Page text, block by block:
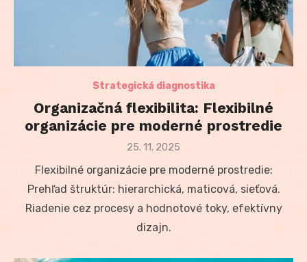
Strategická diagnostika
Organizačná flexibilita: Flexibilné
organizácie pre moderné prostredie
Posted
25. 11. 2025
Flexibilné organizácie pre moderné prostredie:
Prehľad štruktúr: hierarchická, maticová, sieťová.
Riadenie cez procesy a hodnotové toky, efektívny
dizajn.